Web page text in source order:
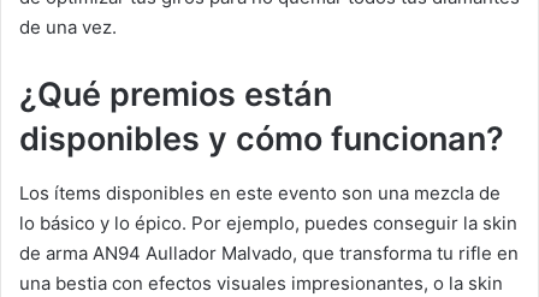
de una vez.
¿Qué premios están
disponibles y cómo funcionan?
Los ítems disponibles en este evento son una mezcla de
lo básico y lo épico. Por ejemplo, puedes conseguir la skin
de arma AN94 Aullador Malvado, que transforma tu rifle en
una bestia con efectos visuales impresionantes, o la skin